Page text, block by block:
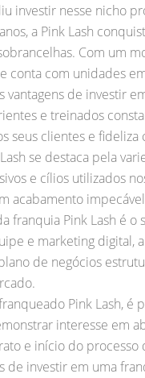
investir nesse nicho
a Pink Lash
Com um
conta com unidades
vantagens de investir
e treinados
seus clientes e fideliza
se destaca pela
e cílios utilizados
acabamento
franquia Pink Lash é
e marketing digital,
de negócios
Pink Lash,
interesse em
e início do
de investir em uma